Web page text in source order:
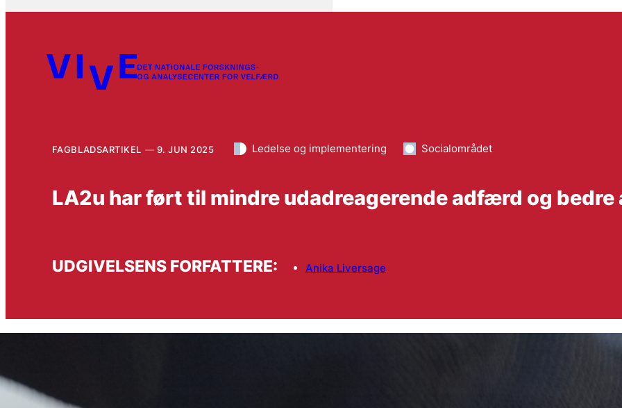
FAGBLADSARTIKEL 9. JUN 2025 Ledelse og implementering Socialområdet
LA2u har ført til mindre udadreagerende adfærd og
UDGIVELSENS FORFATTERE: Anika Liversage